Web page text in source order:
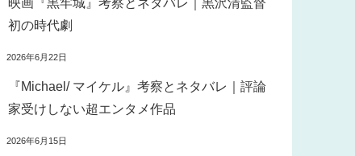
映画『黒牢城』考察とネタバレ｜黒沢清監督
初の時代劇
2026年6月22日
『Michael/ マイケル』考察とネタバレ｜評論
家受けしない超エンタメ作品
2026年6月15日